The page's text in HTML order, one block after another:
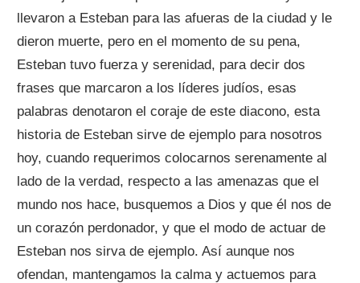
llevaron a Esteban para las afueras de la ciudad y le
dieron muerte, pero en el momento de su pena,
Esteban tuvo fuerza y serenidad, para decir dos
frases que marcaron a los líderes judíos, esas
palabras denotaron el coraje de este diacono, esta
historia de Esteban sirve de ejemplo para nosotros
hoy, cuando requerimos colocarnos serenamente al
lado de la verdad, respecto a las amenazas que el
mundo nos hace, busquemos a Dios y que él nos de
un corazón perdonador, y que el modo de actuar de
Esteban nos sirva de ejemplo. Así aunque nos
ofendan, mantengamos la calma y actuemos para